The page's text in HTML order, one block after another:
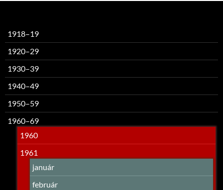
1918–19
1920–29
1930–39
1940–49
1950–59
1960–69
1960
1961
január
február